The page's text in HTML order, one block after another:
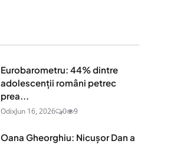
Eurobarometru: 44% dintre
adolescenţii români petrec
prea...
OdixJun 16, 2026 0 9
Oana Gheorghiu: Nicușor Dan a